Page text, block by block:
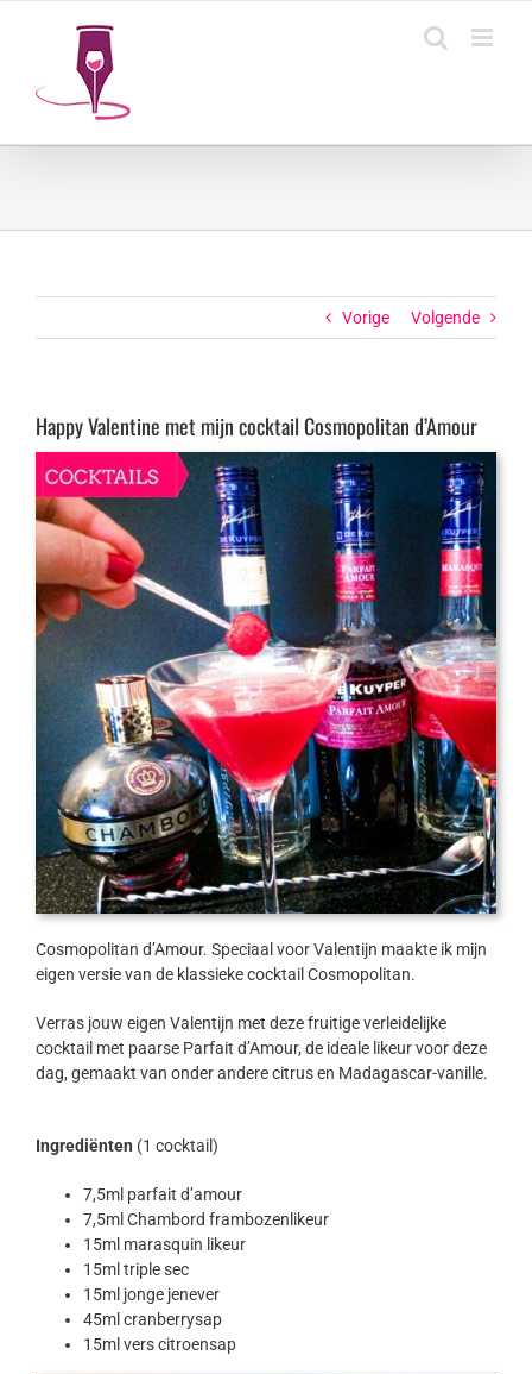
Vorige Volgende
Happy Valentine met mijn cocktail Cosmopolitan d’Amour
Cosmopolitan d’Amour. Speciaal voor Valentijn maakte ik mijn
eigen versie van de klassieke cocktail Cosmopolitan.
Verras jouw eigen Valentijn met deze fruitige verleidelijke
cocktail met paarse Parfait d’Amour, de ideale likeur voor deze
dag, gemaakt van onder andere citrus en Madagascar-vanille.
Ingrediënten (1 cocktail)
7,5ml parfait d’amour
7,5ml Chambord frambozenlikeur
15ml marasquin likeur
15ml triple sec
15ml jonge jenever
45ml cranberrysap
15ml vers citroensap